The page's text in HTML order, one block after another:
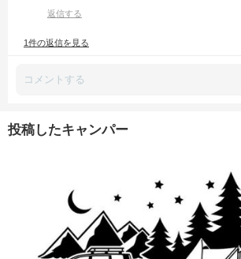
返信する
1件の返信を見る
投稿したキャンパー